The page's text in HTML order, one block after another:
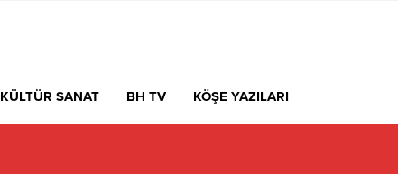
KÜLTÜR SANAT BH TV KÖŞE YAZILARI